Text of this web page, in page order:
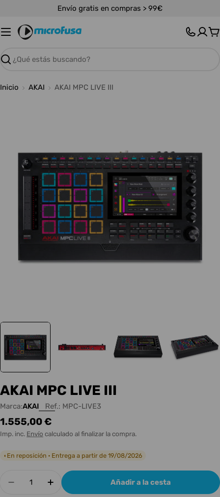
contenido
Envío gratis en compras > 99€
Buscar
Inicio AKAI AKAI MPC LIVE III
medios 0 en modal
AKAI MPC LIVE III
Marca:AKAI Ref.: MPC-LIVE3
Precio
habitual
1.555,00 €
Imp. inc. Envío calculado al finalizar la compra.
◐ En reposición · Entrega a partir de 19/08/2026
Disminuir cantidad para AKAI MPC LIVE III
Aumentar cantidad para AKAI MPC
Añadir a la cesta